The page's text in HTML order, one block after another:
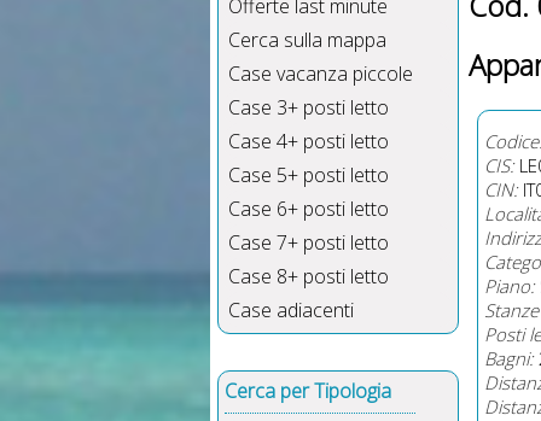
Offerte last minute
Cerca sulla mappa
Case vacanza piccole
Case 3+ posti letto
Case 4+ posti letto
Case 5+ posti letto
Case 6+ posti letto
Case 7+ posti letto
Case 8+ posti letto
Case adiacenti
Cerca per Tipologia
CIS:
CIN:
Piano:
Posti
Bagni: